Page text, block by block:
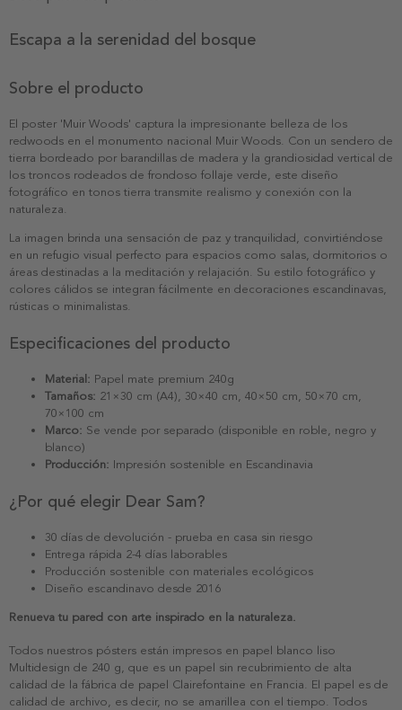
Escapa a la serenidad del bosque
Sobre el producto
El poster 'Muir Woods' captura la impresionante belleza de los
redwoods en el monumento nacional Muir Woods. Con un sendero de
tierra bordeado por barandillas de madera y la grandiosidad vertical de
los troncos rodeados de frondoso follaje verde, este diseño
fotográfico en tonos tierra transmite realismo y conexión con la
naturaleza.
La imagen brinda una sensación de paz y tranquilidad, convirtiéndose
en un refugio visual perfecto para espacios como salas, dormitorios o
áreas destinadas a la meditación y relajación. Su estilo fotográfico y
colores cálidos se integran fácilmente en decoraciones escandinavas,
rústicas o minimalistas.
Especificaciones del producto
Material: Papel mate premium 240g
Tamaños: 21×30 cm (A4), 30×40 cm, 40×50 cm, 50×70 cm,
70×100 cm
Marco: Se vende por separado (disponible en roble, negro y
blanco)
Producción: Impresión sostenible en Escandinavia
¿Por qué elegir Dear Sam?
30 días de devolución - prueba en casa sin riesgo
Entrega rápida 2-4 días laborables
Producción sostenible con materiales ecológicos
Diseño escandinavo desde 2016
Renueva tu pared con arte inspirado en la naturaleza.
Todos nuestros pósters están impresos en papel blanco liso
Multidesign de 240 g, que es un papel sin recubrimiento de alta
calidad de la fábrica de papel Clairefontaine en Francia. El papel es de
calidad de archivo, es decir, no se amarillea con el tiempo. Todos